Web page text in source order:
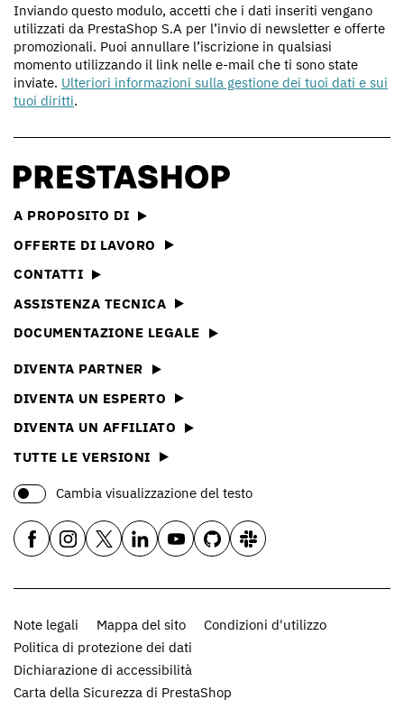
Inviando questo modulo, accetti che i dati inseriti vengano
utilizzati da PrestaShop S.A per l’invio di newsletter e offerte
promozionali. Puoi annullare l’iscrizione in qualsiasi
momento utilizzando il link nelle e-mail che ti sono state
inviate. Ulteriori informazioni sulla gestione dei tuoi dati e sui
tuoi diritti.
A PROPOSITO DI
OFFERTE DI LAVORO
CONTATTI
ASSISTENZA TECNICA
DOCUMENTAZIONE LEGALE
DIVENTA PARTNER
DIVENTA UN ESPERTO
DIVENTA UN AFFILIATO
TUTTE LE VERSIONI
Cambia visualizzazione del testo
Note legali Mappa del sito
Condizioni d'utilizzo
Politica di protezione dei dati
Dichiarazione di accessibilità
Carta della Sicurezza di PrestaShop